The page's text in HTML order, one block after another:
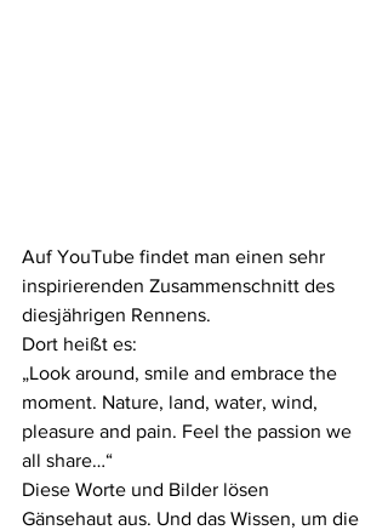
Auf YouTube findet man einen sehr
inspirierenden Zusammenschnitt des
diesjährigen Rennens.
Dort heißt es:
„Look around, smile and embrace the
moment. Nature, land, water, wind,
pleasure and pain. Feel the passion we
all share…“
Diese Worte und Bilder lösen
Gänsehaut aus. Und das Wissen, um die